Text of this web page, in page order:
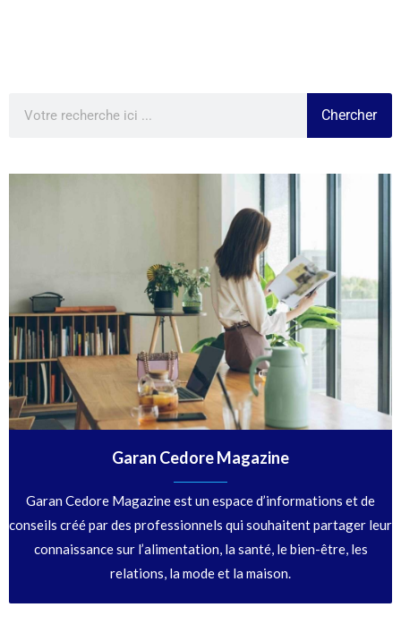
Chercher
Garan Cedore Magazine
Garan Cedore Magazine est un espace d’informations et de
conseils créé par des professionnels qui souhaitent partager leur
connaissance sur l’alimentation, la santé, le bien-être, les
relations, la mode et la maison.